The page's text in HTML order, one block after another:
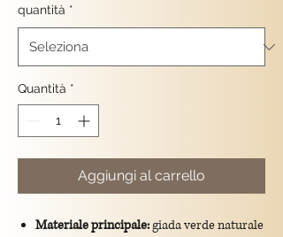
quantità *
Quantità *
Aggiungi al carrello
Materiale principale:giada verde naturale